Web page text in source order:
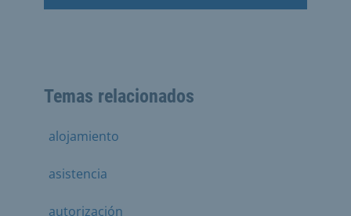
Temas relacionados
alojamiento
asistencia
autorización